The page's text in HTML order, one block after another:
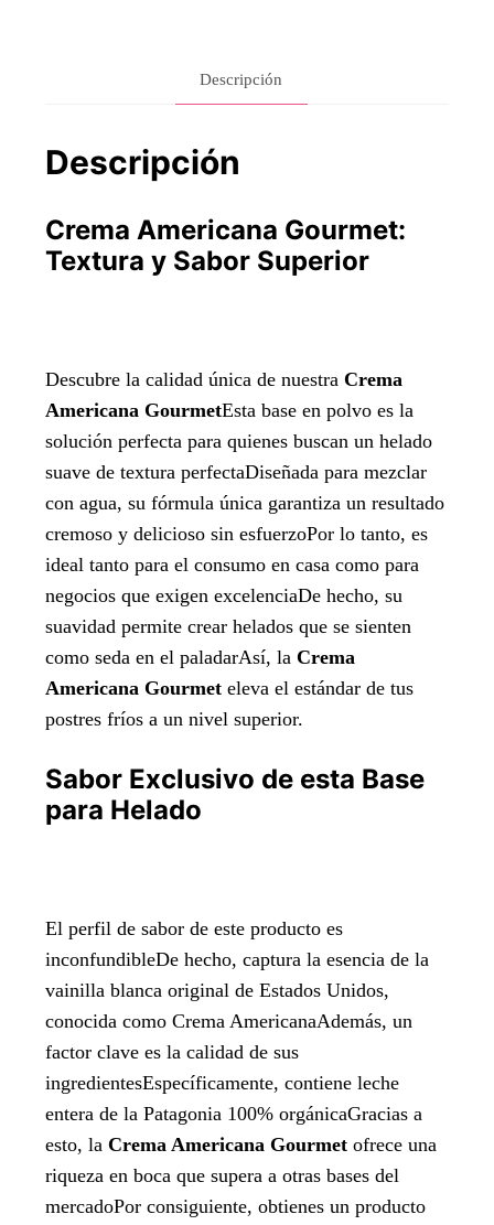
Descripción
Descripción
Crema Americana Gourmet:
Textura y Sabor Superior
Descubre la calidad única de nuestra Crema
Americana GourmetEsta base en polvo es la
solución perfecta para quienes buscan un helado
suave de textura perfectaDiseñada para mezclar
con agua, su fórmula única garantiza un resultado
cremoso y delicioso sin esfuerzoPor lo tanto, es
ideal tanto para el consumo en casa como para
negocios que exigen excelenciaDe hecho, su
suavidad permite crear helados que se sienten
como seda en el paladarAsí, la Crema
Americana Gourmet eleva el estándar de tus
postres fríos a un nivel superior.
Sabor Exclusivo de esta Base
para Helado
El perfil de sabor de este producto es
inconfundibleDe hecho, captura la esencia de la
vainilla blanca original de Estados Unidos,
conocida como Crema AmericanaAdemás, un
factor clave es la calidad de sus
ingredientesEspecíficamente, contiene leche
entera de la Patagonia 100% orgánicaGracias a
esto, la Crema Americana Gourmet ofrece una
riqueza en boca que supera a otras bases del
mercadoPor consiguiente, obtienes un producto